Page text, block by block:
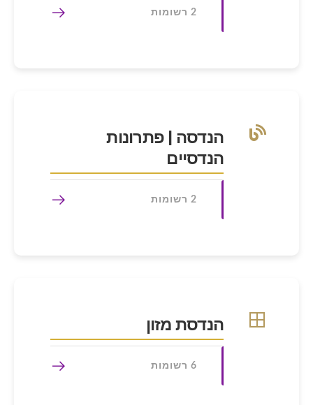
2 רשומות
הנדסה | פתרונות
הנדסיים
2 רשומות
הנדסת מזון
6 רשומות